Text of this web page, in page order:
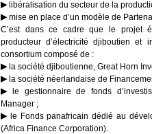
libéralisation du secteur de la
mise en place d’un modèle de
C’est dans ce cadre que le projet
producteur d’électricité djiboutien et
consortium composé de :
la société djiboutienne, Great Horn
la société néerlandaise de
le gestionnaire de fonds
Manager ;
le Fonds panafricain dédié au
(Africa Finance Corporation).